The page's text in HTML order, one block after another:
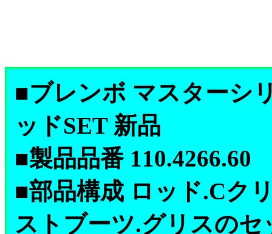
■ブレンボ マスターシ
ッドSET 新品
■製品品番 110.4266.60
■部品構成 ロッド.Cク
ストブーツ.グリスのセ